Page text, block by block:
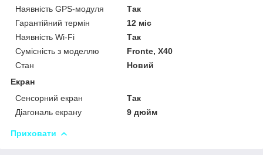
Наявність GPS-модуля
Так
Гарантійний термін
12 міс
Наявність Wi-Fi
Так
Сумісність з моделлю
Fronte, X40
Стан
Новий
Екран
Сенсорний екран
Так
Діагональ екрану
9 дюйм
Приховати